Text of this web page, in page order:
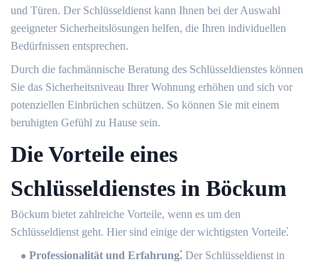
und Türen.​ Der Schlüsseldienst kann Ihnen bei der Auswahl
geeigneter Sicherheitslösungen helfen, die Ihren individuellen
Bedürfnissen entsprechen.
Durch die fachmännische Beratung des Schlüsseldienstes können
Sie das Sicherheitsniveau Ihrer Wohnung erhöhen und sich vor
potenziellen Einbrüchen schützen. So können Sie mit einem
beruhigten Gefühl zu Hause sein.
Die Vorteile eines
Schlüsseldienstes in Böckum
Böckum bietet zahlreiche Vorteile, wenn es um den
Schlüsseldienst geht. Hier sind einige der wichtigsten Vorteile⁚
Professionalität und Erfahrung⁚ Der Schlüsseldienst in